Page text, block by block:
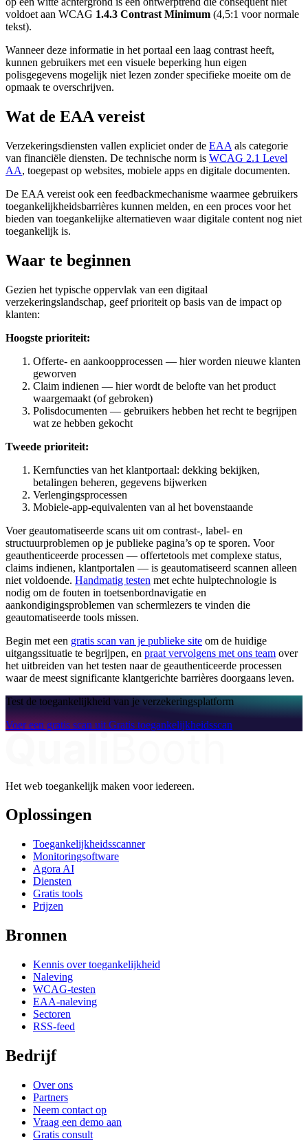
voldoet aan WCAG 1.4.3 Contrast Minimum (4,5:1 voor normale
tekst).
Wanneer deze informatie in het portaal een laag contrast heeft,
kunnen gebruikers met een visuele beperking hun eigen
polisgegevens mogelijk niet lezen zonder specifieke moeite om de
opmaak te overschrijven.
Wat de EAA vereist
Verzekeringsdiensten vallen expliciet onder de EAA als categorie
van financiële diensten. De technische norm is WCAG 2.1 Level
AA, toegepast op websites, mobiele apps en digitale documenten.
De EAA vereist ook een feedbackmechanisme waarmee gebruikers
toegankelijkheidsbarrières kunnen melden, en een proces voor het
bieden van toegankelijke alternatieven waar digitale content nog niet
toegankelijk is.
Waar te beginnen
Gezien het typische oppervlak van een digitaal
verzekeringslandschap, geef prioriteit op basis van de impact op
klanten:
Hoogste prioriteit:
Offerte- en aankoopprocessen — hier worden nieuwe klanten
geworven
Claim indienen — hier wordt de belofte van het product
waargemaakt (of gebroken)
Polisdocumenten — gebruikers hebben het recht te begrijpen
wat ze hebben gekocht
Tweede prioriteit:
Kernfuncties van het klantportaal: dekking bekijken,
betalingen beheren, gegevens bijwerken
Verlengingsprocessen
Mobiele-app-equivalenten van al het bovenstaande
Voer geautomatiseerde scans uit om contrast-, label- en
structuurproblemen op je publieke pagina’s op te sporen. Voor
geauthenticeerde processen — offertetools met complexe status,
claims indienen, klantportalen — is geautomatiseerd scannen alleen
niet voldoende. Handmatig testen met echte hulptechnologie is
nodig om de fouten in toetsenbordnavigatie en
aankondigingsproblemen van schermlezers te vinden die
geautomatiseerde tools missen.
Begin met een gratis scan van je publieke site om de huidige
uitgangssituatie te begrijpen, en praat vervolgens met ons team over
het uitbreiden van het testen naar de geauthenticeerde processen
waar de meest significante klantgerichte barrières doorgaans leven.
Test de toegankelijkheid van je verzekeringsplatform
Voer een gratis scan uit Gratis toegankelijkheidsscan
Het web toegankelijk maken voor iedereen.
Oplossingen
Toegankelijkheidsscanner
Monitoringsoftware
Agora AI
Diensten
Gratis tools
Prijzen
Bronnen
Kennis over toegankelijkheid
Naleving
WCAG-testen
EAA-naleving
Sectoren
RSS-feed
Bedrijf
Over ons
Partners
Neem contact op
Vraag een demo aan
Gratis consult